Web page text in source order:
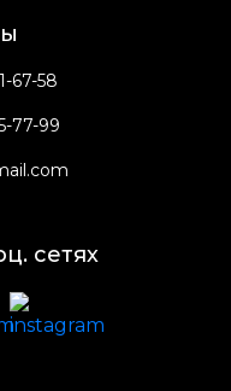
67-58
77-99
сетях